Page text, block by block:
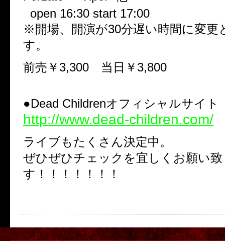
open 16:30 start 17:00
※開場、開演が30分遅い時間に変更
す。
前売￥3,300 当日￥3,800
●Dead Childrenオフィシャルサイト
http://www.dead-children.com/
ライブもたくさん決定中。
ぜひぜひチェックを宜しくお願い
す！！！！！！！